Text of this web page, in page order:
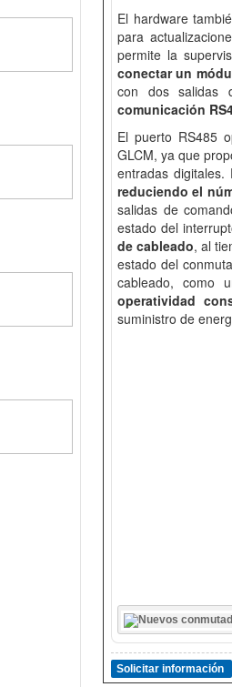
El hardware
para
permite la
conectar un
con dos salidas
comunicación
El puerto RS485
GLCM, ya que
entradas
reduciendo el
salidas de
estado del
de cableado, al
estado del
cableado, como
operatividad
suministro de
Solicitar información